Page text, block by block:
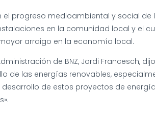
el progreso medioambiental y social
en la comunidad local y el
arraigo en la economía local.
de BNZ, Jordi Francesch,
de las energías renovables,
de estos proyectos de